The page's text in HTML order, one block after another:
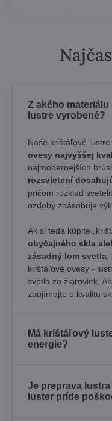
Z akého
lustre vyrobené?
Naše krištáľové
ovesy najvyššej
najmodernejších
rozsvietení
pričom rozklad
ozdoby znásobuje
Ak si teda kúpite
obyčajného skla
zásadný lom svetla
krištáľové ovesy -
svetla zo žiaroviek.
zaujímajte o kvalitu
Má krištáľový
energie?
Je preprava
luster príde